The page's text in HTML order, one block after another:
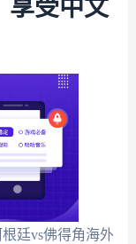
享受中文
廷vs佛得角海外